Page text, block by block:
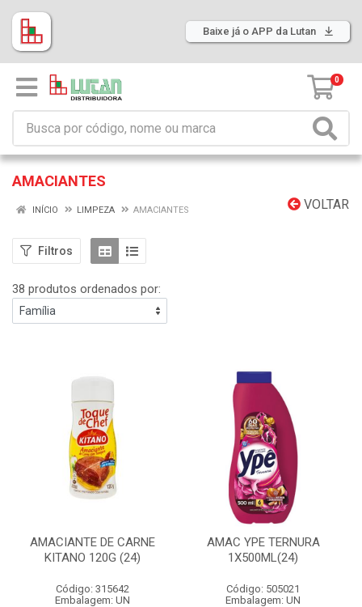
Baixe já o APP da Lutan
0
AMACIANTES
VOLTAR
INÍCIO LIMPEZA AMACIANTES
Filtros
38 produtos ordenados por:
AMACIANTE DE CARNE
KITANO 120G (24)
Código: 315642
Embalagem: UN
AMAC YPE TERNURA
1X500ML(24)
Código: 505021
Embalagem: UN